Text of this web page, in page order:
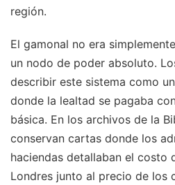
región.
El gamonal no era
un nodo de poder absoluto.
describir este sistema como
donde la lealtad se pagaba
básica. En los archivos de la
conservan cartas donde los
haciendas detallaban el costo
Londres junto al precio de los